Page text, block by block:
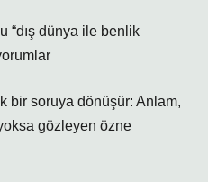
“dış dünya ile benlik
bir soruya dönüşür: Anlam,
gözleyen özne